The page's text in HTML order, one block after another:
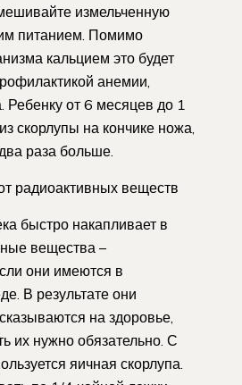
измельченную
питанием. Помимо
кальцием это будет
анемии,
Ребенку от 6 месяцев до 1
скорлупы на кончике ножа,
раза больше.
радиоактивных веществ
быстро накапливает в
вещества –
они имеются в
В результате они
на здоровье,
их нужно обязательно. С
яичная скорлупа.